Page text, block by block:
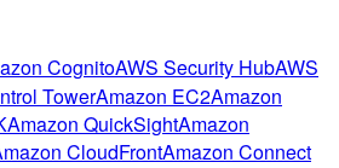
CognitoAWS Security HubAWS
TowerAmazon EC2Amazon
Amazon QuickSightAmazon
CloudFrontAmazon Connect